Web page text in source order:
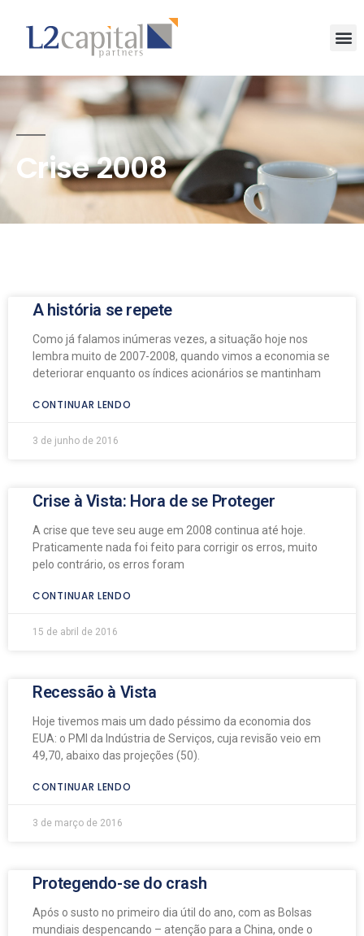
Crise 2008
A história se repete
Como já falamos inúmeras vezes, a situação hoje nos
lembra muito de 2007-2008, quando vimos a economia se
deteriorar enquanto os índices acionários se mantinham
CONTINUAR LENDO
3 de junho de 2016
Crise à Vista: Hora de se Proteger
A crise que teve seu auge em 2008 continua até hoje.
Praticamente nada foi feito para corrigir os erros, muito
pelo contrário, os erros foram
CONTINUAR LENDO
15 de abril de 2016
Recessão à Vista
Hoje tivemos mais um dado péssimo da economia dos
EUA: o PMI da Indústria de Serviços, cuja revisão veio em
49,70, abaixo das projeções (50).
CONTINUAR LENDO
3 de março de 2016
Protegendo-se do crash
Após o susto no primeiro dia útil do ano, com as Bolsas
mundiais despencando – atenção para a China, onde o